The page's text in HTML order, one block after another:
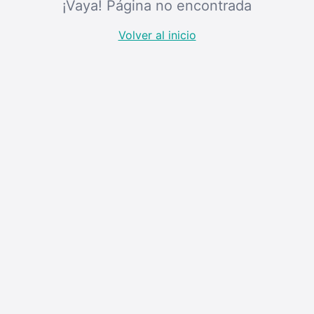
¡Vaya! Página no encontrada
Volver al inicio